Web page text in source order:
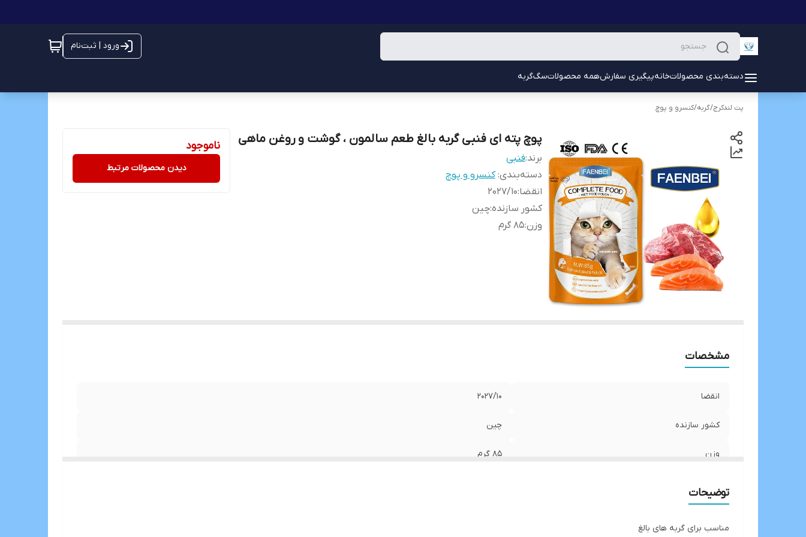
ورود | ثبت‌نام
دسته‌بندی محصولاتخانهپیگیری سفارشهمه محصولاتسگگربه
پت لندکرج/گربه/کنسرو و پوچ
پوچ پته ای فنبی گربه بالغ طعم سالمون ، گوشت و روغن ماهی
برند:فنبی
دسته‌بندی:کنسرو و پوچ
انقضا:۲۰۲۷/۱۰
کشور سازنده:چین
وزن:۸۵ گرم
ناموجود
دیدن محصولات مرتبط
مشخصات
انقضا ۲۰۲۷/۱۰
کشور سازنده چین
وزن ۸۵ گرم
توضیحات
مناسب برای گربه های بالغ